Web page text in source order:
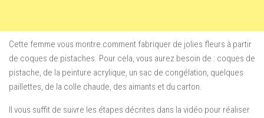
Cette femme vous montre comment fabriquer de jolies fleurs à partir
de coques de pistaches. Pour cela, vous aurez besoin de : coques de
pistache, de la peinture acrylique, un sac de congélation, quelques
paillettes, de la colle chaude, des aimants et du carton.
Il vous suffit de suivre les étapes décrites dans la vidéo pour réaliser